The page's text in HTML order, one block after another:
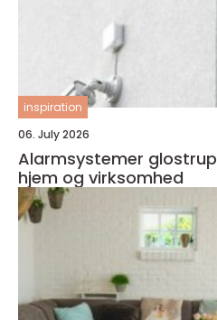
inspiration
06. July 2026
Alarmsystemer glostrup sådan sikrer du
hjem og virksomhed